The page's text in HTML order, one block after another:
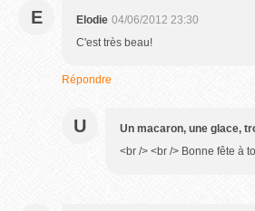
E Elodie 04/06/2012 23:30
C'est très beau!
Répondre
U Un macaron, une glace,
<br /> <br /> Bonne fête à